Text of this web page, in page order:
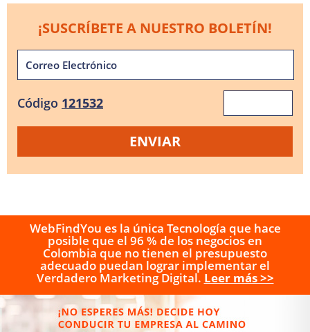
¡SUSCRÍBETE A NUESTRO BOLETÍN!
Código 121532
WebFindYou es la única Tecnología que hace
posible que el 96 % de los negocios en
Colombia que no tienen el presupuesto
adecuado puedan lograr implementar el
Verdadero Marketing Digital. Leer más >>